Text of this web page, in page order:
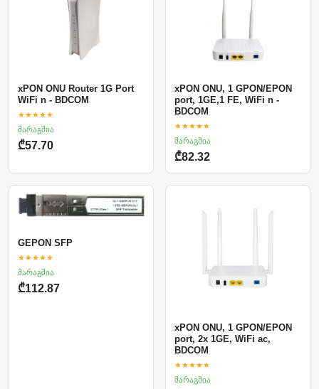
xPON ONU Router 1G Port
WiFi n - BDCOM
★★★★★
მარაგშია
₾57.70
xPON ONU, 1 GPON/EPON
port, 1GE,1 FE, WiFi n -
BDCOM
★★★★★
მარაგშია
₾82.32
GEPON SFP
★★★★★
მარაგშია
₾112.87
xPON ONU, 1 GPON/EPON
port, 2x 1GE, WiFi ac,
BDCOM
★★★★★
მარაგშია